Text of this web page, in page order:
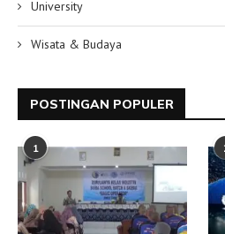
University
Wisata & Budaya
POSTINGAN POPULER
1